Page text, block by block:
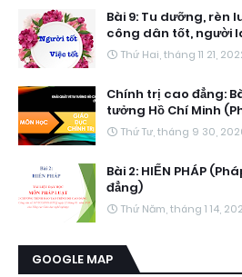
Bài 9: Tu dưỡng, rèn
công dân tốt, người
Thứ Hai, tháng 11 21,
Chính trị cao đẳng:
tưởng Hồ Chí Minh
Thứ Tư, tháng 9 30,
Bài 2: HIẾN PHÁP
đẳng)
Thứ Năm, tháng 1 14,
GOOGLE MAP